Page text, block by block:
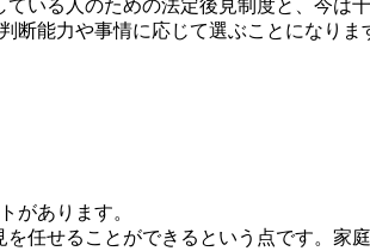
いる人のための法定後見制度と、今は
断能力や事情に応じて選ぶことになりま
があります。
任せることができるという点です。